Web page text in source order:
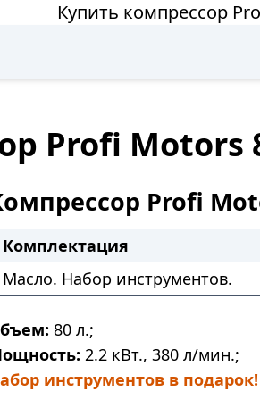
Купить компрессор
Profi Motors
Profi
Комплектация
Масло. Набор инструментов.
80 л.;
2.2 кВт., 380 л/мин.;
инструментов в подарок!